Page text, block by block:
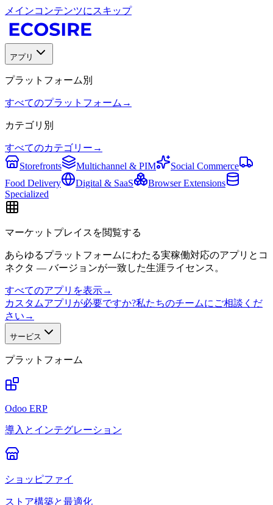
メインコンテンツにスキップ
アプリ
プラットフォーム別
すべてのプラットフォーム →
カテゴリ別
すべてのカテゴリー →
Storefronts
Multichannel & PIM
Social Commerce
Food Delivery
Digital & SaaS
Browser Extensions
Specialized
マーケットプレイスを閲覧する
あらゆるプラットフォームにわたる実稼働対応のアプリとコ
ネクタ — バージョンが一致した生涯ライセンス。
すべてのアプリを表示→
カスタムアプリが必要ですか?私たちのチームにご相談くだ
さい →
サービス
プラットフォーム
Odoo ERP
導入とインテグレーション
ショッピファイ
ストア構築と最適化